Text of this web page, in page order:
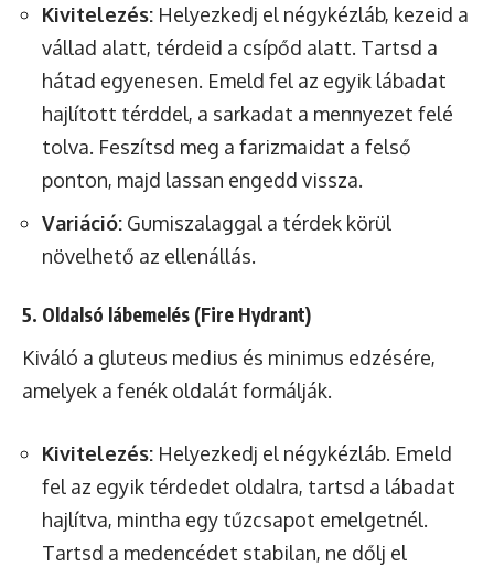
Kivitelezés: Helyezkedj el négykézláb, kezeid a
vállad alatt, térdeid a csípőd alatt. Tartsd a
hátad egyenesen. Emeld fel az egyik lábadat
hajlított térddel, a sarkadat a mennyezet felé
tolva. Feszítsd meg a farizmaidat a felső
ponton, majd lassan engedd vissza.
Variáció: Gumiszalaggal a térdek körül
növelhető az ellenállás.
5. Oldalsó lábemelés (Fire Hydrant)
Kiváló a gluteus medius és minimus edzésére,
amelyek a fenék oldalát formálják.
Kivitelezés: Helyezkedj el négykézláb. Emeld
fel az egyik térdedet oldalra, tartsd a lábadat
hajlítva, mintha egy tűzcsapot emelgetnél.
Tartsd a medencédet stabilan, ne dőlj el